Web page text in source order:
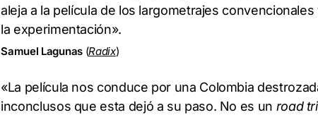
aleja a la película de los largometrajes
la experimentación».
Samuel Lagunas(Radix)
«La película nos conduce por una Colombia
inconclusos que esta dejó a su paso. No es un road